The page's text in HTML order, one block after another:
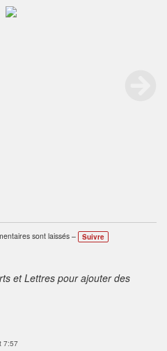
sont laissés – Suivre
et Lettres pour ajouter des
7:57